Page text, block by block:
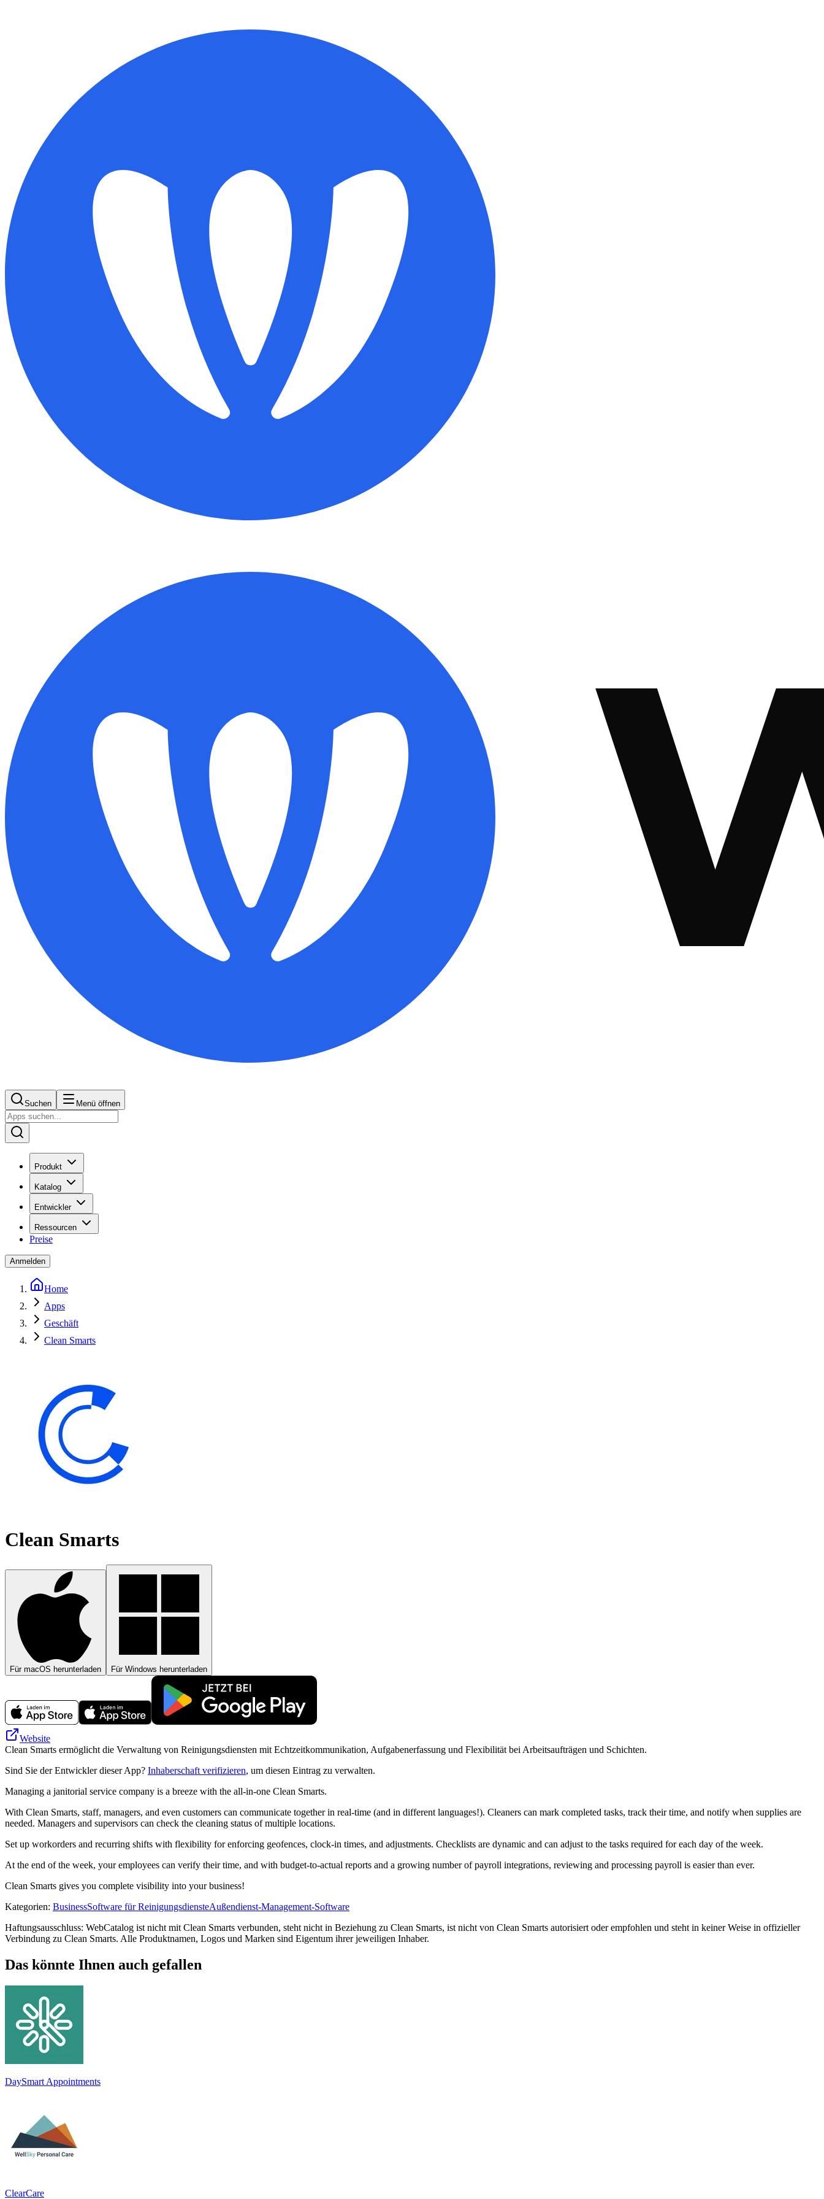
Suchen Menü öffnen
Produkt
Katalog
Entwickler
Ressourcen
Preise
Anmelden
Home
Apps
Geschäft
Clean Smarts
Clean Smarts
Für macOS herunterladen Für Windows herunterladen
Website
Clean Smarts ermöglicht die Verwaltung von Reinigungsdiensten mit Echtzeitkommunikation, Aufgabenerfassung und Flexibilität bei Arbeitsaufträgen und Schichten.
Sind Sie der Entwickler dieser App? Inhaberschaft verifizieren, um diesen Eintrag zu verwalten.
Managing a janitorial service company is a breeze with the all-in-one Clean Smarts.
With Clean Smarts, staff, managers, and even customers can communicate together in real-time (and in different languages!). Cleaners can mark completed tasks, track their time, and notify when supplies are
needed. Managers and supervisors can check the cleaning status of multiple locations.
Set up workorders and recurring shifts with flexibility for enforcing geofences, clock-in times, and adjustments. Checklists are dynamic and can adjust to the tasks required for each day of the week.
At the end of the week, your employees can verify their time, and with budget-to-actual reports and a growing number of payroll integrations, reviewing and processing payroll is easier than ever.
Clean Smarts gives you complete visibility into your business!
Kategorien: BusinessSoftware für ReinigungsdiensteAußendienst-Management-Software
Haftungsausschluss: WebCatalog ist nicht mit Clean Smarts verbunden, steht nicht in Beziehung zu Clean Smarts, ist nicht von Clean Smarts autorisiert oder empfohlen und steht in keiner Weise in offizieller
Verbindung zu Clean Smarts. Alle Produktnamen, Logos und Marken sind Eigentum ihrer jeweiligen Inhaber.
Das könnte Ihnen auch gefallen
DaySmart Appointments
ClearCare